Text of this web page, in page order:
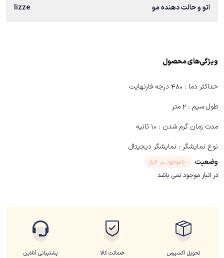
اتو و حالت دهنده مو
lizze
ویژگی‌های ﻣﺤﺼﻮل
حداکثر دما : 480 درجه فارنهایت
طول سیم : ۲ متر
مدت زمان گرم شدن : 10 ثانیه
نوع نمایشگر : نمایشگر دیجیتال
وضعیت
ناموجود در انبار
در انبار موجود نمی باشد
تحویل اکسپرس ضمانت کالا پشتیبانی آنلاین